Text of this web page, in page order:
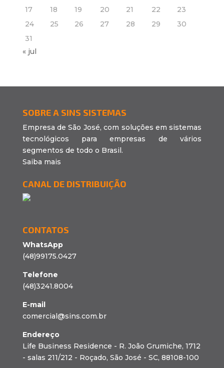
17
18 19 20 21 22
23
24
25 26 27 28 29
30
31
« jul
SOBRE A SINS SISTEMAS
Empresa de São José, com soluções em sistemas
tecnológicos para empresas de vários
segmentos de todo o Brasil.
Saiba mais
CANAL DE DISTRIBUIÇÃO
CONTATOS
WhatsApp
(48)99175.0427
Telefone
(48)3241.8004
E-mail
comercial@sins.com.br
Endereço
Life Business Residence - R. João Grumiche, 1712
- salas 211/212 - Roçado, São José - SC, 88108-100